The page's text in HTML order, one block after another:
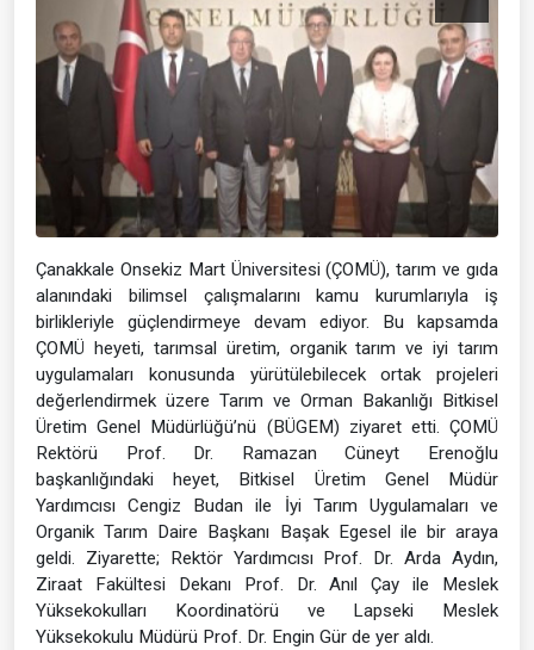
Çanakkale Onsekiz Mart Üniversitesi (ÇOMÜ), tarım ve gıda
alanındaki bilimsel çalışmalarını kamu kurumlarıyla iş
birlikleriyle güçlendirmeye devam ediyor. Bu kapsamda
ÇOMÜ heyeti, tarımsal üretim, organik tarım ve iyi tarım
uygulamaları konusunda yürütülebilecek ortak projeleri
değerlendirmek üzere Tarım ve Orman Bakanlığı Bitkisel
Üretim Genel Müdürlüğü’nü (BÜGEM) ziyaret etti. ÇOMÜ
Rektörü Prof. Dr. Ramazan Cüneyt Erenoğlu
başkanlığındaki heyet, Bitkisel Üretim Genel Müdür
Yardımcısı Cengiz Budan ile İyi Tarım Uygulamaları ve
Organik Tarım Daire Başkanı Başak Egesel ile bir araya
geldi. Ziyarette; Rektör Yardımcısı Prof. Dr. Arda Aydın,
Ziraat Fakültesi Dekanı Prof. Dr. Anıl Çay ile Meslek
Yüksekokulları Koordinatörü ve Lapseki Meslek
Yüksekokulu Müdürü Prof. Dr. Engin Gür de yer aldı.